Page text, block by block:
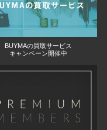
BUYMAの買取サービス
キャンペーン開催中